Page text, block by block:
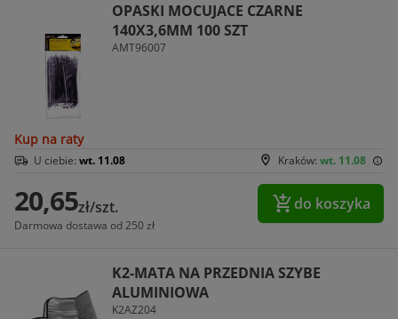
OPASKI MOCUJACE CZARNE
140X3,6MM 100 SZT
AMT96007
Kup na raty
Kraków: wt. 11.08
U ciebie: wt. 11.08
20,65zł/szt.
Darmowa dostawa od 250 zł
do koszyka
K2-MATA NA PRZEDNIA SZYBE
ALUMINIOWA
K2AZ204